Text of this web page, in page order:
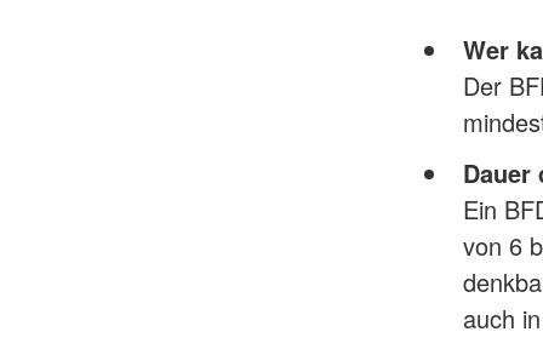
Wer
Der
Dauer
Ein
von 6
auch